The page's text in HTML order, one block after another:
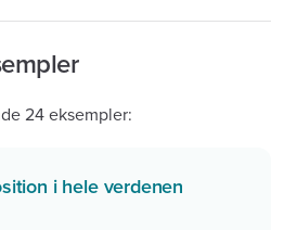
24 eksempler:
i hele verdenen